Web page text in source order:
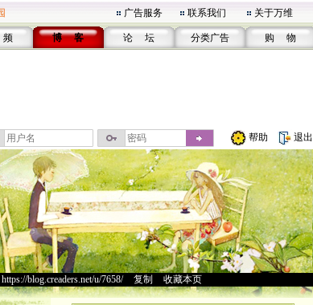
广告服务 联系我们 关于万维
博 客 论 坛 分类广告 购 物
帮助 退出
https://blog.creaders.net/u/7658/> 复制 收藏本页